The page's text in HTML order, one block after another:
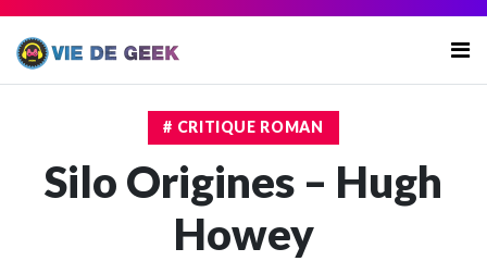
# CRITIQUE ROMAN
Silo Origines – Hugh
Howey